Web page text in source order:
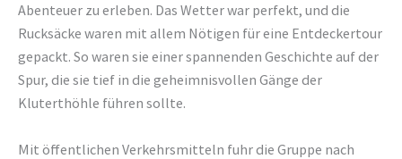
Abenteuer zu erleben. Das Wetter war perfekt, und die
Rucksäcke waren mit allem Nötigen für eine Entdeckertour
gepackt. So waren sie einer spannenden Geschichte auf der
Spur, die sie tief in die geheimnisvollen Gänge der
Kluterthöhle führen sollte.
Mit öffentlichen Verkehrsmitteln fuhr die Gruppe nach